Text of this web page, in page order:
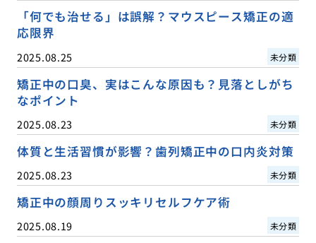
「何でも治せる」は誤解？マウスピース矯正の適
応限界
2025.08.25 未分類
矯正中の口臭、実はこんな原因も？見落としがち
なポイント
2025.08.23 未分類
体質と生活習慣が影響？歯列矯正中の口内炎対策
2025.08.23 未分類
矯正中の顔周りスッキリセルフケア術
2025.08.19 未分類